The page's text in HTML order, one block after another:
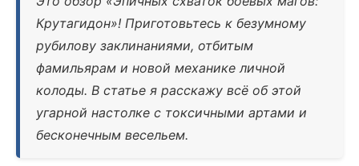
Крутагидон»! Приготовьтесь к безумному
рубилову заклинаниями, отбитым
фамильярам и новой механике личной
колоды. В статье я расскажу всё об этой
угарной настолке с токсичными артами и
бесконечным весельем.